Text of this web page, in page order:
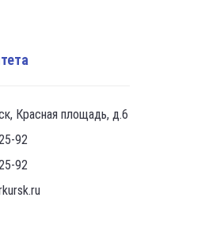
Красная площадь, д.6
92
92